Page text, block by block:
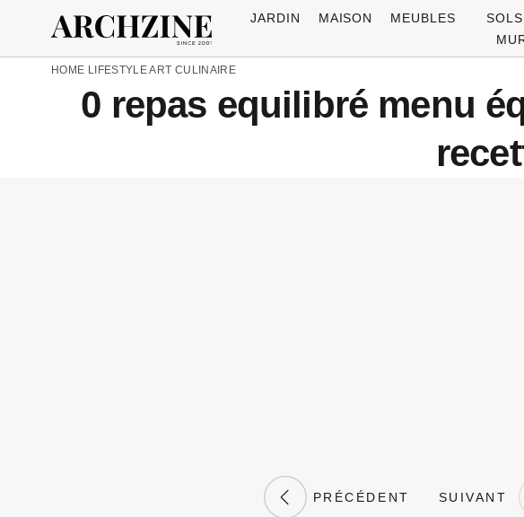
JARDIN MAISON MEUBLES
HOME LIFESTYLEART CULINAIRE
0 repas equilibré menu
PRÉCÉDENT SUIVANT